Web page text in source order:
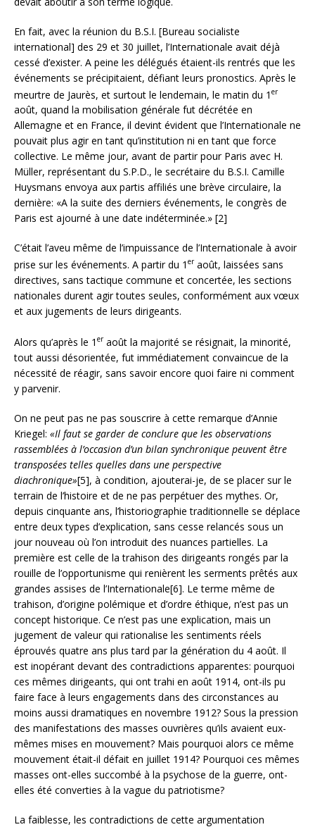
En fait, avec la réunion du B.S.I. [Bureau socialiste
international] des 29 et 30 juillet, l’Internationale avait déjà
cessé d’exister. A peine les délégués étaient-ils rentrés que les
événements se précipitaient, défiant leurs pronostics. Après le
meurtre de Jaurès, et surtout le lendemain, le matin du 1 er
août, quand la mobilisation générale fut décrétée en
Allemagne et en France, il devint évident que l’Internationale ne
pouvait plus agir en tant qu’institution ni en tant que force
collective. Le même jour, avant de partir pour Paris avec H.
Müller, représentant du S.P.D., le secrétaire du B.S.I. Camille
Huysmans envoya aux partis affiliés une brève circulaire, la
dernière: «A la suite des derniers événements, le congrès de
Paris est ajourné à une date indéterminée.» [2]
C’était l’aveu même de l’impuissance de l’Internationale à avoir
prise sur les événements. A partir du 1 eraoût, laissées sans
directives, sans tactique commune et concertée, les sections
nationales durent agir toutes seules, conformément aux vœux
et aux jugements de leurs dirigeants.
Alors qu’après le 1 eraoût la majorité se résignait, la minorité,
tout aussi désorientée, fut immédiatement convaincue de la
nécessité de réagir, sans savoir encore quoi faire ni comment
y parvenir.
On ne peut pas ne pas souscrire à cette remarque d’Annie
Kriegel: «Il faut se garder de conclure que les observations
rassemblées à l’occasion d’un bilan synchronique peuvent être
transposées telles quelles dans une perspective
diachronique»[5], à condition, ajouterai-je, de se placer sur le
terrain de l’histoire et de ne pas perpétuer des mythes. Or,
depuis cinquante ans, l’historiographie traditionnelle se déplace
entre deux types d’explication, sans cesse relancés sous un
jour nouveau où l’on introduit des nuances partielles. La
première est celle de la trahison des dirigeants rongés par la
rouille de l’opportunisme qui renièrent les serments prêtés aux
grandes assises de l’Internationale[6]. Le terme même de
trahison, d’origine polémique et d’ordre éthique, n’est pas un
concept historique. Ce n’est pas une explication, mais un
jugement de valeur qui rationalise les sentiments réels
éprouvés quatre ans plus tard par la génération du 4 août. Il
est inopérant devant des contradictions apparentes: pourquoi
ces mêmes dirigeants, qui ont trahi en août 1914, ont-ils pu
faire face à leurs engagements dans des circonstances au
moins aussi dramatiques en novembre 1912? Sous la pression
des manifestations des masses ouvrières qu’ils avaient eux-
mêmes mises en mouvement? Mais pourquoi alors ce même
mouvement était-il défait en juillet 1914? Pourquoi ces mêmes
masses ont-elles succombé à la psychose de la guerre, ont-
elles été converties à la vague du patriotisme?
La faiblesse, les contradictions de cette argumentation